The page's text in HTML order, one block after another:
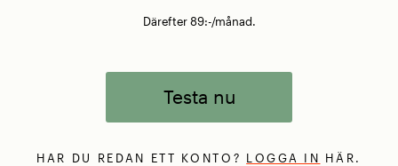
Därefter 89:-/månad.
Testa nu
HAR DU REDAN ETT KONTO? LOGGA IN HÄR.